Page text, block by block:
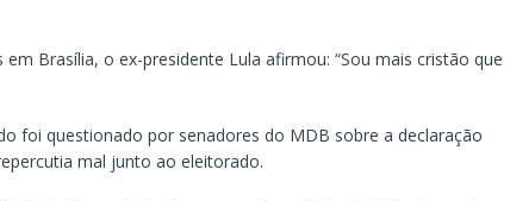
Brasília, o ex-presidente Lula afirmou: “Sou mais cristão que
foi questionado por senadores do MDB sobre a declaração
mal junto ao eleitorado.